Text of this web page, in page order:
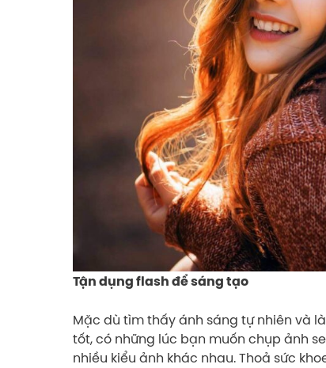
Tận dụng flash để sáng tạo
Mặc dù tìm thấy ánh sáng tự nhiên và
tốt, có những lúc bạn muốn chụp ảnh
nhiều kiểu ảnh khác nhau. Thoả sức